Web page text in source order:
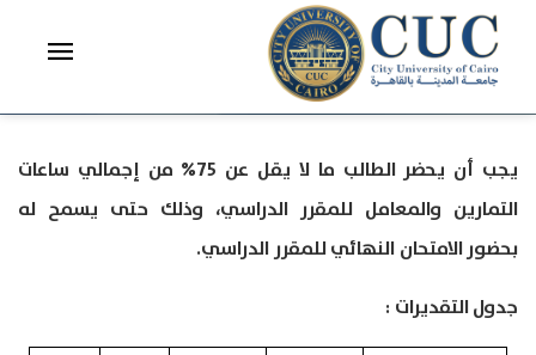
الرئيسية حضور الطالب
يجب أن يحضر الطالب ما لا يقل عن 75% من إجمالي ساعات
التمارين والمعامل للمقرر الدراسي، وذلك حتى يسمح له
بحضور الامتحان النهائي للمقرر الدراسي.
جدول التقديرات :